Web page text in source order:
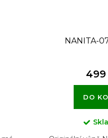
NANITA-
499
DO